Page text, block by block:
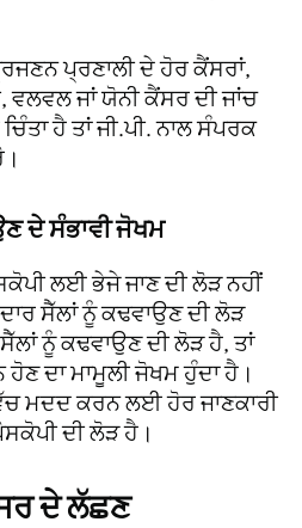
ਪ੍ਰਣਾਲੀ ਦੇ ਹੋਰ ਕੈਂਸਰਾਂ,
ਵਲਵਲ ਜਾਂ ਯੋਨੀ ਕੈਂਸਰ ਦੀ ਜਾਂਚ
ਹੈ ਤਾਂ ਜੀ.ਪੀ. ਨਾਲ ਸੰਪਰਕ
ਦੇ ਸੰਭਾਵੀ ਜੋਖਮ
ਲਈ ਭੇਜੇ ਜਾਣ ਦੀ ਲੋੜ ਨਹੀਂ
ਸੈੱਲਾਂ ਨੂੰ ਕਢਵਾਉਣ ਦੀ ਲੋੜ
ਨੂੰ ਕਢਵਾਉਣ ਦੀ ਲੋੜ ਹੈ, ਤਾਂ
ਦਾ ਮਾਮੂਲੀ ਜੋਖਮ ਹੁੰਦਾ ਹੈ।
ਮਦਦ ਕਰਨ ਲਈ ਹੋਰ ਜਾਣਕਾਰੀ
ਦੀ ਲੋੜ ਹੈ।
ਦੇ ਲੱਛਣ